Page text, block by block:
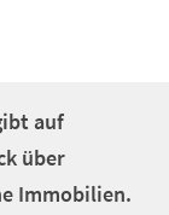
auf
über
Immobilien.